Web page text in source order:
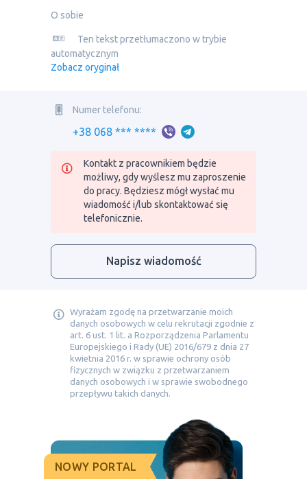
O sobie
Ten tekst przetłumaczono w trybie
automatycznym
Zobacz oryginał
Numer telefonu:
+38 068 *** ****
Kontakt z pracownikiem będzie
możliwy, gdy wyślesz mu zaproszenie
do pracy. Będziesz mógł wysłać mu
wiadomość i/lub skontaktować się
telefonicznie.
Napisz wiadomość
Wyrażam zgodę na przetwarzanie moich
danych osobowych w celu rekrutacji zgodnie z
art. 6 ust. 1 lit. a Rozporządzenia Parlamentu
Europejskiego i Rady (UE) 2016/679 z dnia 27
kwietnia 2016 r. w sprawie ochrony osób
fizycznych w związku z przetwarzaniem
danych osobowych i w sprawie swobodnego
przepływu takich danych.
NOWY PORTAL